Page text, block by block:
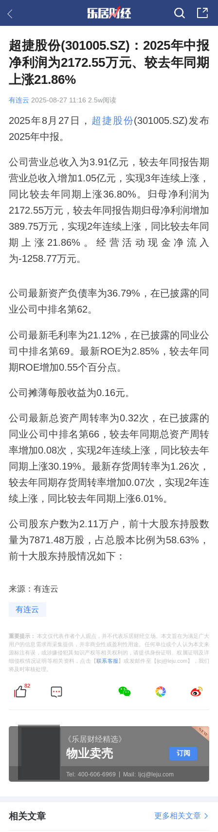
超捷股份(301005.SZ)：2025年中报
净利润为2172.55万元、较去年同期
上涨21.86%
有连云 2025-08-27 11:16 2.5w阅读
2025年8月27日， 超捷股份(301005.SZ)发布
2025年中报。
公司营业总收入为3.91亿元，较去年同报告期
营业总收入增加1.05亿元，实现3年连续上涨，
同比较去年同期上涨36.80%。归母净利润为
2172.55万元，较去年同报告期归母净利润增加
389.75万元，实现2年连续上涨，同比较去年同
期上涨21.86%。经营活动现金净流入
为-1258.77万元。
公司最新资产负债率为36.79%，在已披露的同
业公司中排名第62。
公司最新毛利率为21.12%，在已披露的同业公
司中排名第69。最新ROE为2.85%，较去年同
期ROE增加0.55个百分点。
公司摊薄每股收益为0.16元。
公司最新总资产周转率为0.32次，在已披露的
同业公司中排名第66，较去年同期总资产周转
率增加0.08次，实现2年连续上涨，同比较去年
同期上涨30.19%。最新存货周转率为1.26次，
较去年同期存货周转率增加0.07次，实现2年连
续上涨，同比较去年同期上涨6.01%。
公司股东户数为2.11万户，前十大股东持股数
量为7871.48万股，占总股本比例为58.63%，
前十大股东持股情况如下：
来源：有连云
有连云
重要提示： 本文仅代表作者个人观点，并不代表乐居财经立场。本文旨在为满足广大
用户的信息需求而采集提供，并非商业性或盈利性用途。任何单位或个人认为本文来
源标注有误，或涉嫌侵犯其知识产权等相关权利的，请提供身份证明、权属证明及详
细侵权情况证明等相关资料，点击【联系客服 】或发邮件至【ljcj@leju.com】，我们
将及时审核处理。
82
《乐居财经精选》
物业卖壳
Tel: 400-606-6969 Mail: ljcj@leju.com
订阅
相关文章 更多相关文章